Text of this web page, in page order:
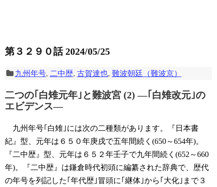
第３２９０話 2024/05/25
九州年号, 二中歴, 古賀達也, 難波朝廷（難波京）
二つの｢白雉元年｣と難波宮 (2) ―｢白雉改元｣の
エビデンス―
九州年号｢白雉｣には次の二種類があります。『日本書
紀』型、元年は６５０年庚戌で五年間続く(650～654年)。
『二中歴』型、元年は６５２年壬子で九年間続く(652～660
年)。『二中歴』は鎌倉時代初頭に編纂された辞典で、歴代
の年号を列記した｢年代歴｣冒頭に｢継体｣から｢大化｣まで３